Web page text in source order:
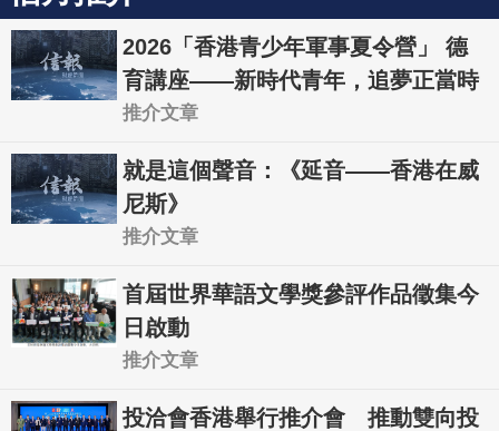
2026「香港青少年軍事夏令營」 德
育講座——新時代青年，追夢正當時
推介文章
就是這個聲音：《延音——香港在威
尼斯》
推介文章
首屆世界華語文學獎參評作品徵集今
日啟動
推介文章
投洽會香港舉行推介會 推動雙向投